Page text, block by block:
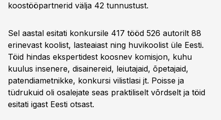
koostööpartnerid välja 42 tunnustust.
Sel aastal esitati konkursile 417 tööd 526 autorilt 88
erinevast koolist, lasteaiast ning huvikoolist üle Eesti.
Töid hindas ekspertidest koosnev komisjon, kuhu
kuulus insenere, disainereid, leiutajaid, õpetajaid,
patendiametnikke, konkursi vilistlasi jt. Poisse ja
tüdrukuid oli osalejate seas praktiliselt võrdselt ja töid
esitati igast Eesti otsast.